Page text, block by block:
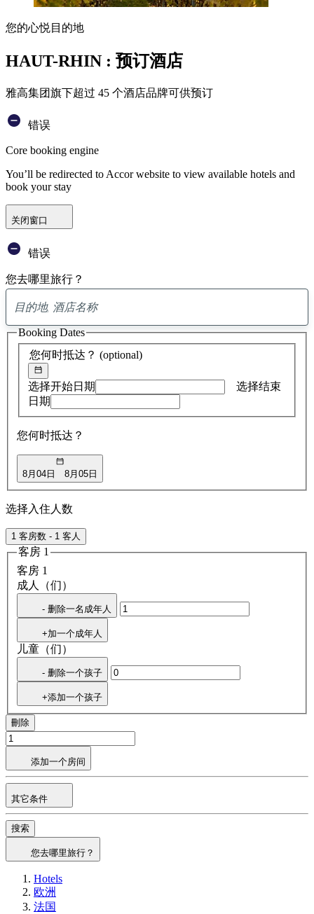
您的心悦目的地
HAUT-RHIN : 预订酒店
雅高集团旗下超过 45 个酒店品牌可供预订
错误
Core booking engine
You’ll be redirected to Accor website to view available hotels and
book your stay
关闭窗口
错误
您去哪里旅行？
找
到
您何时抵达？ (optional)
选择开始日期
选择结束
日期
您何时抵达？
8月04日 8月05日
Booking Dates
选择入住人数
1 客房数 - 1 客人
客房 1
客房 1
成人（们）
- 删除一名成年人
+加一个成年人
儿童（们）
- 删除一个孩子
+添加一个孩子
刪除
添加一个房间
其它条件
搜索
您去哪里旅行？
Hotels
欧洲
法国